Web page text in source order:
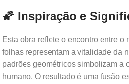
🌠 Inspiração e
Esta obra reflete o encontro entre o
folhas representam a vitalidade da
padrões geométricos simbolizam a
humano. O resultado é uma fusão